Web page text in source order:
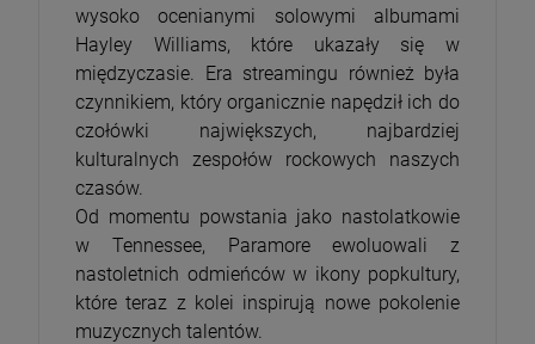
wysoko ocenianymi solowymi albumami
Hayley Williams, które ukazały się w
międzyczasie. Era streamingu również była
czynnikiem, który organicznie napędził ich do
czołówki największych, najbardziej
kulturalnych zespołów rockowych naszych
czasów.
Od momentu powstania jako nastolatkowie
w Tennessee, Paramore ewoluowali z
nastoletnich odmieńców w ikony popkultury,
które teraz z kolei inspirują nowe pokolenie
muzycznych talentów.